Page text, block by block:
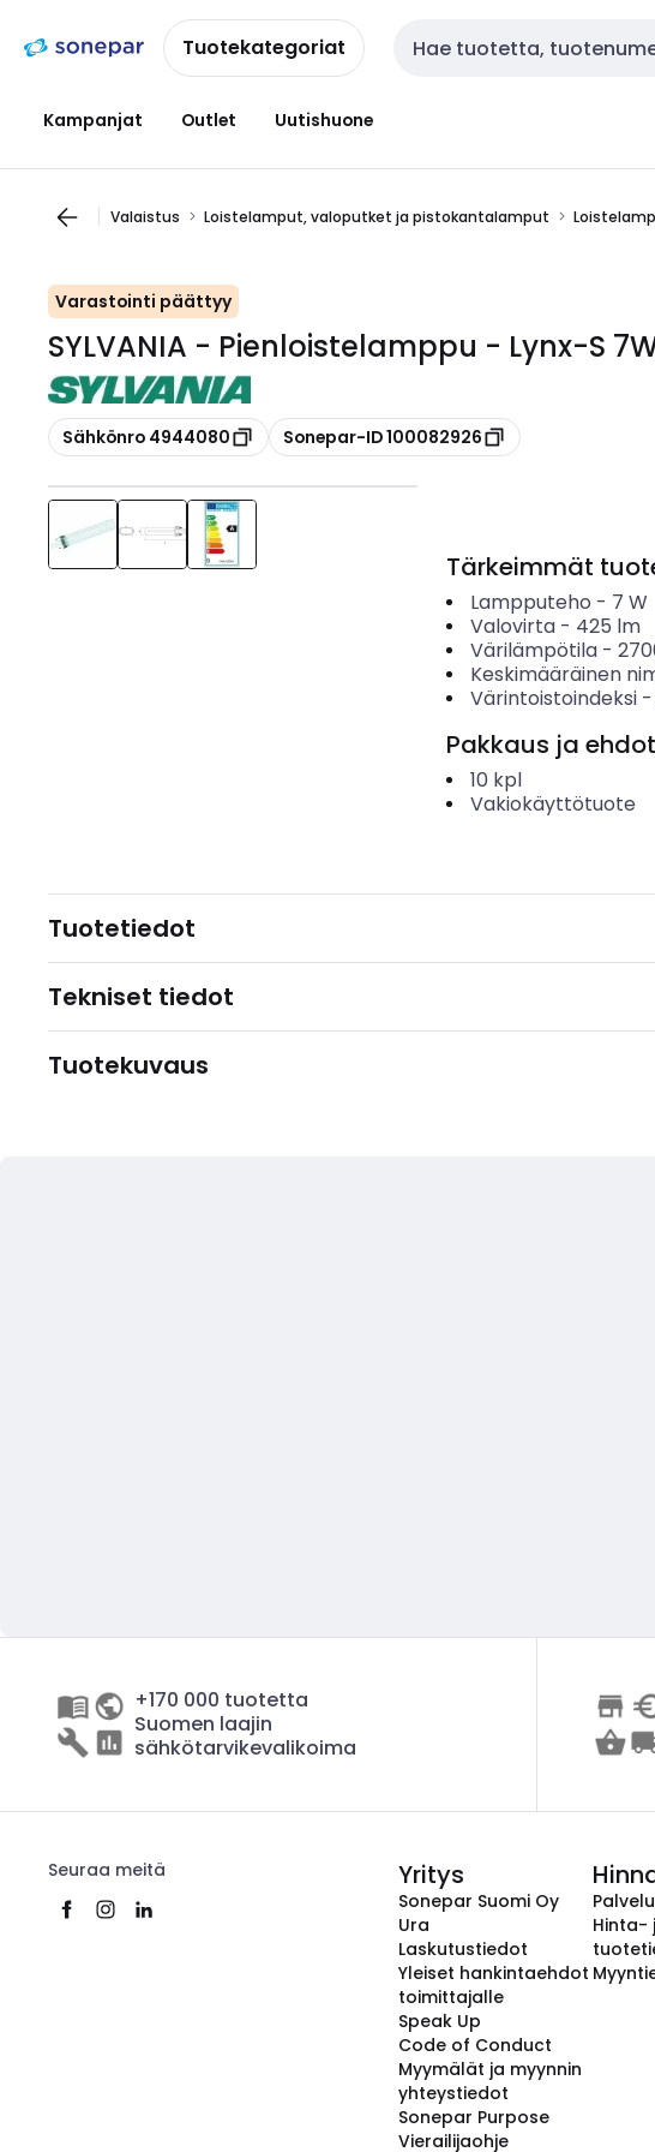
navigointiinsisältöönTuotekategoriat Haku
Kampanjat Outlet Uutishuone
Valaistus Loistelamput, valoputket ja pistokantalamput
Varastointi päättyy
SYLVANIA - Pienloistelamppu - Lynx-S
Kopioi
Sähkönro 4944080 Kopioi
Sonepar-ID 100082926
Tärkeimmät
Lampputeho - 7 W
Valovirta- 425 lm
Värilämpötila-
Keskimääräinen
Värintoistoindeksi-
Pakkaus ja ehdot
10 kpl
Vakiokäyttötuote
Tuotetiedot
Tekniset tiedot
Tuotekuvaus
+170 000 tuotetta
Suomen laajin
sähkötarvikevalikoima
Seuraa meitä Yritys
Sonepar Suomi Oy
Ura
Laskutustiedot
Yleiset hankintaehdot
toimittajalle
Speak Up
Code of Conduct
Myymälät ja myynnin
yhteystiedot
Sonepar Purpose
Vierailijaohje
Hinta-